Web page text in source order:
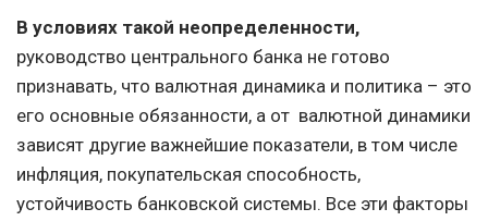
В условиях такой неопределенности,
руководство центрального банка не готово
признавать, что валютная динамика и политика – это
его основные обязанности, а от валютной динамики
зависят другие важнейшие показатели, в том числе
инфляция, покупательская способность,
устойчивость банковской системы. Все эти факторы